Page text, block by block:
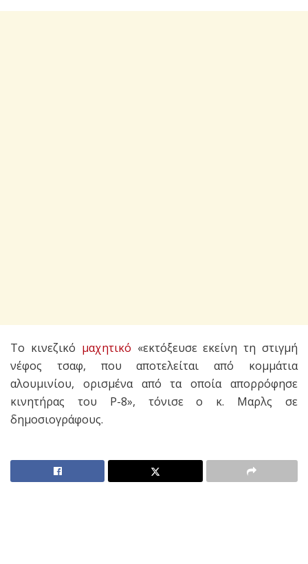
Το κινεζικό μαχητικό «εκτόξευσε εκείνη τη στιγμή
νέφος τσαφ, που αποτελείται από κομμάτια
αλουμινίου, ορισμένα από τα οποία απορρόφησε
κινητήρας του P-8», τόνισε ο κ. Μαρλς σε
δημοσιογράφους.